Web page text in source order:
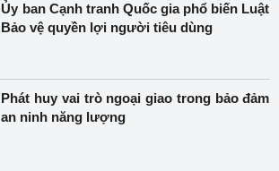
Ủy ban Cạnh tranh Quốc gia phổ biến Luật
Bảo vệ quyền lợi người tiêu dùng
Phát huy vai trò ngoại giao trong bảo đảm
an ninh năng lượng